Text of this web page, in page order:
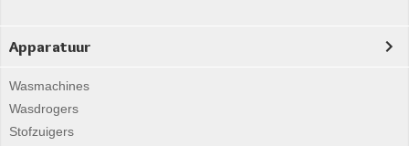
Apparatuur
Wasmachines
Wasdrogers
Stofzuigers